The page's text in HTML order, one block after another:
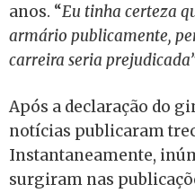
anos. “Eu tinha certeza
armário publicamente,
carreira seria
Após a declaração do
notícias publicaram
Instantaneamente,
surgiram nas